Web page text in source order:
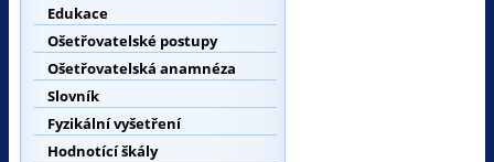
Edukace
Ošetřovatelské postupy
Ošetřovatelská anamnéza
Slovník
Fyzikální vyšetření
Hodnotící škály